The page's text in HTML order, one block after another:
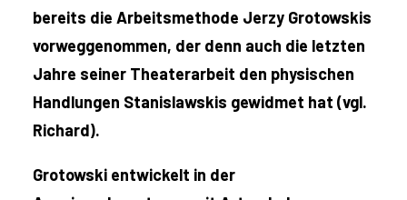
bereits die Arbeitsmethode Jerzy Grotowskis
vorweggenommen, der denn auch die letzten
Jahre seiner Theaterarbeit den physischen
Handlungen Stanislawskis gewidmet hat (vgl.
Richard).
Grotowski entwickelt in der